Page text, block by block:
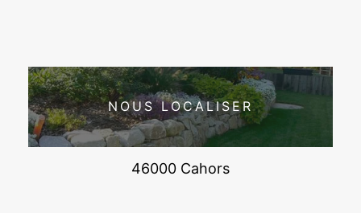
NOUS LOCALISER
46000 Cahors